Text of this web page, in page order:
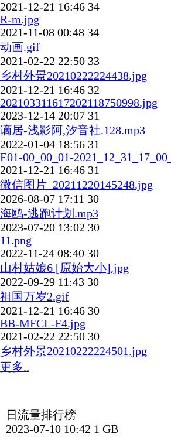
2021-12-21 16:46 34
R-m.jpg
2021-11-08 00:48 34
动画.gif
2021-02-22 22:50 33
乡村外景20210222224438.jpg
2021-12-21 16:46 32
202103311617202118750998.jpg
2023-12-14 20:07 31
谪居-浅影阿,汐音社.128.mp3
2022-01-04 18:56 31
E01-00_00_01-
2021-12-21 16:46 31
微信图片_20211220145248.jpg
2026-08-07 17:11 30
海鸥-逃跑计划.mp3
2023-07-20 13:02 30
11.png
2022-11-24 08:40 30
山村姑娘6 [原始大小].jpg
2022-09-29 11:43 30
祖国万岁2.gif
2021-12-21 16:46 30
BB-MFCL-F4.jpg
2021-02-22 22:50 30
乡村外景20210222224501.jpg
更多..
日流量排行榜
2023-07-10 10:42 1 GB